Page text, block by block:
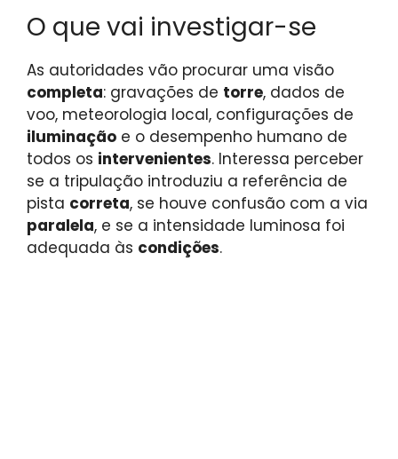
O que vai investigar-se
As autoridades vão procurar uma visão
completa: gravações de torre, dados de
voo, meteorologia local, configurações de
iluminação e o desempenho humano de
todos os intervenientes. Interessa perceber
se a tripulação introduziu a referência de
pista correta, se houve confusão com a via
paralela, e se a intensidade luminosa foi
adequada às condições.